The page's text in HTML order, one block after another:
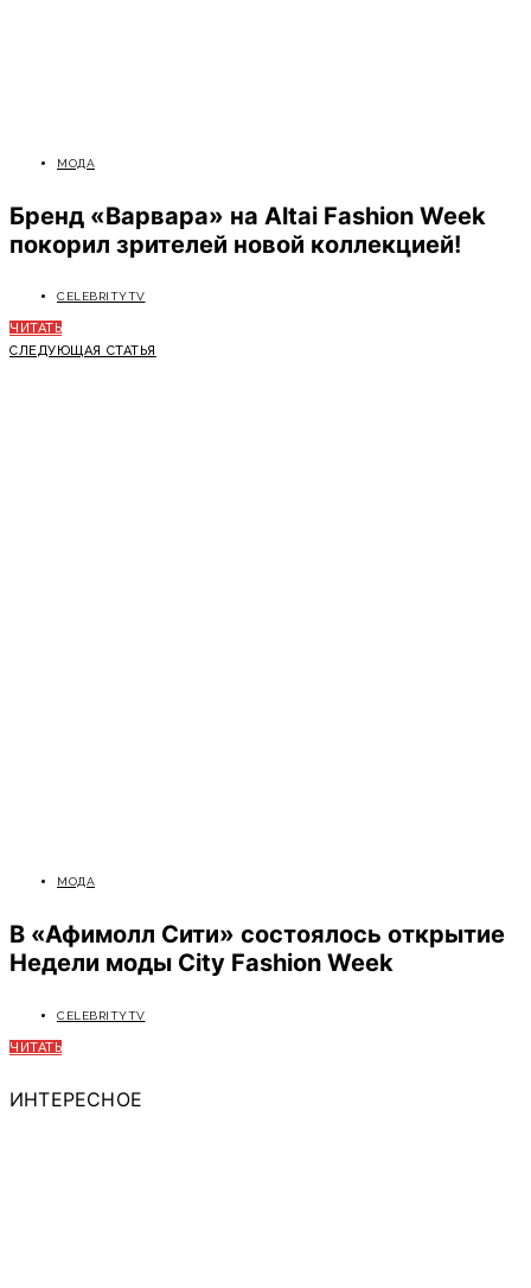
МОДА
Бренд «Варвара» на Altai Fashion Week
покорил зрителей новой коллекцией!
CELEBRITYTV
ЧИТАТЬ
СЛЕДУЮЩАЯ СТАТЬЯ
МОДА
В «Афимолл Сити» состоялось открытие
Недели моды City Fashion Week
CELEBRITYTV
ЧИТАТЬ
ИНТЕРЕСНОЕ